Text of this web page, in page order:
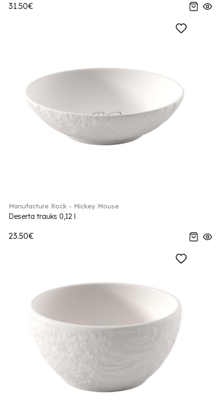
31.50€
Manufacture Rock - Mickey Mouse
Deserta trauks 0,12 l
23.50€